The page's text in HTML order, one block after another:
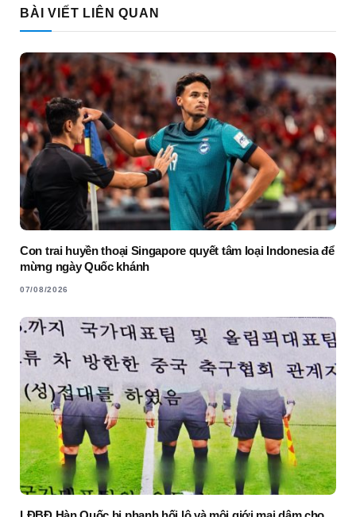
BÀI VIẾT LIÊN QUAN
Con trai huyền thoại Singapore quyết tâm loại Indonesia để
mừng ngày Quốc khánh
07/08/2026